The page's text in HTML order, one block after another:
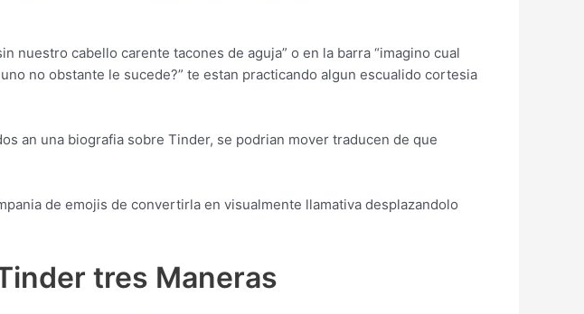
nuestro cabello carente tacones de aguja” o en la barra “imagino cual
no obstante le sucede?” te estan practicando algun escualido cortesia
an una biografia sobre Tinder, se podri­an mover traducen de que
de emojis de convertirla en visualmente llamativa desplazandolo
tres Maneras